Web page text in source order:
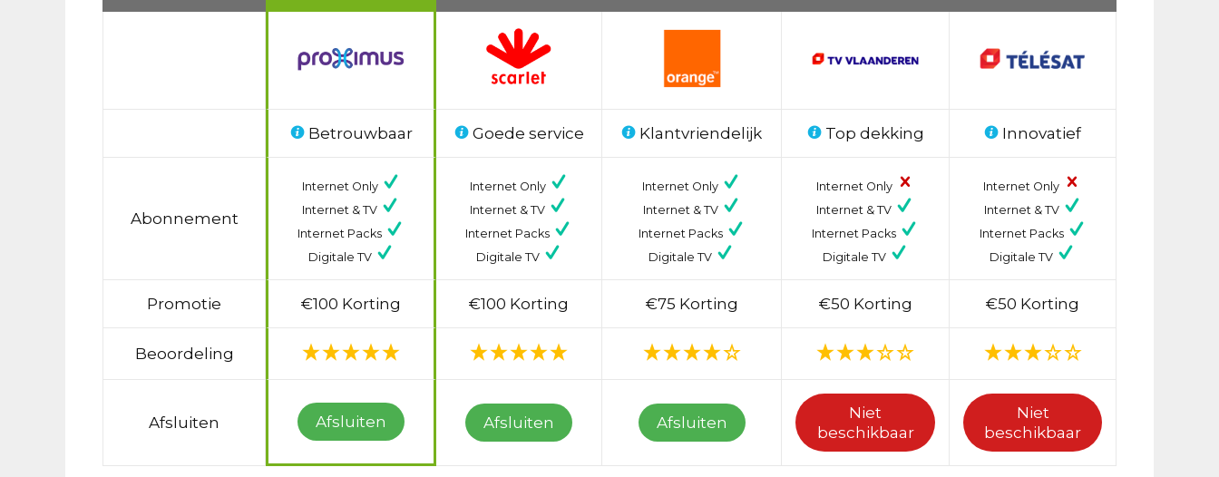
Betrouwbaar Goede service Klantvriendelijk Top dekking Innovatief
Abonnement
Internet Only
Internet & TV
Internet Packs
Digitale TV
Internet Only
Internet & TV
Internet Packs
Digitale TV
Internet Only
Internet & TV
Internet Packs
Digitale TV
Internet Only
Internet & TV
Internet Packs
Digitale TV
Internet Only
Internet & TV
Internet Packs
Digitale TV
Promotie €100 Korting €100 Korting €75 Korting €50 Korting €50 Korting
Beoordeling
Afsluiten Afsluiten Afsluiten Afsluiten
Niet
beschikbaar
Niet
beschikbaar